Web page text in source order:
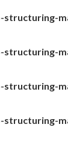
structuring-
structuring-
structuring-
structuring-